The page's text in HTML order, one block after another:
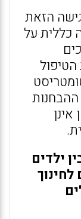
הזאת
כללית על
ילדים